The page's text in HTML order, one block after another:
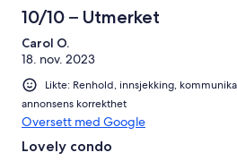
10/10 – Utmerket
Carol O.
18. nov. 2023
Likte: Renhold, innsjekking,
annonsens korrekthet
Oversett med Google
Lovely condo